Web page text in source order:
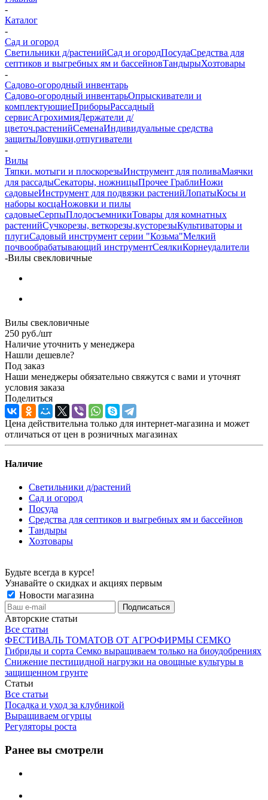
-
Каталог
-
Сад и огород
Светильники д/растенийСад и огородПосудаСредства для
септиков и выгребных ям и бассейновТандырыХозтовары
-
Садово-огородный инвентарь
Садово-огородный инвентарьОпрыскиватели и
комплектующиеПриборыРассадный
сервисАгрохимияДержатели д/
цветоч.растенийСеменаИндивидуальные средства
защитыЛовушки,отпугиватели
-
Вилы
Тяпки. мотыги и плоскорезыИнструмент для поливаМаячки
для рассадыСекаторы, ножницыПрочее ГраблиНожи
садовыеИнструмент для подвязки растенийЛопатыКосы и
наборы косцаНожовки и пилы
садовыеСерпыПлодосъемникиТовары для комнатных
растенийСучкорезы, веткорезы,кусторезыКультиваторы и
плугиСадовый инструмент серии "Козьма"Мелкий
почвообрабатывающий инструментСеялкиКорнеудалители
-Вилы свекловичные
Вилы свекловичные
250 руб./шт
Наличие уточнить у менеджера
Нашли дешевле?
Под заказ
Наши менеджеры обязательно свяжутся с вами и уточнят
условия заказа
Поделиться
Цена действительна только для интернет-магазина и может
отличаться от цен в розничных магазинах
Наличие
Светильники д/растений
Сад и огород
Посуда
Средства для септиков и выгребных ям и бассейнов
Тандыры
Хозтовары
Будьте всегда в курсе!
Узнавайте о скидках и акциях первым
Новости магазина
Авторские статьи
Все статьи
ФЕСТИВАЛЬ ТОМАТОВ ОТ АГРОФИРМЫ СЕМКО
Гибриды и сорта Семко выращиваем только на биоудобрениях
Снижение пестицидной нагрузки на овощные культуры в
защищенном грунте
Статьи
Все статьи
Посадка и уход за клубникой
Выращиваем огурцы
Регуляторы роста
Ранее вы смотрели